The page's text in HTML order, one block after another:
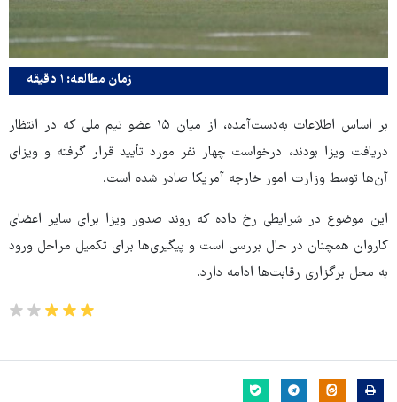
زمان مطالعه: ۱ دقیقه
بر اساس اطلاعات به‌دست‌آمده، از میان ۱۵ عضو تیم ملی که در انتظار
دریافت ویزا بودند، درخواست چهار نفر مورد تأیید قرار گرفته و ویزای
آن‌ها توسط وزارت امور خارجه آمریکا صادر شده است.
این موضوع در شرایطی رخ داده که روند صدور ویزا برای سایر اعضای
کاروان همچنان در حال بررسی است و پیگیری‌ها برای تکمیل مراحل ورود
به محل برگزاری رقابت‌ها ادامه دارد.